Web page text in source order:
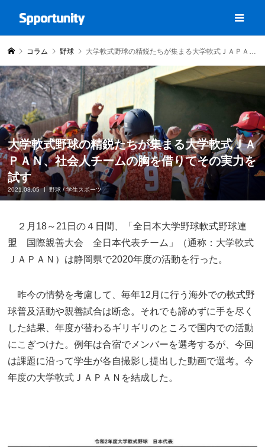
コラム 野球 大学軟式野球の精鋭たちが集まる大学軟式ＪＡＰＡＮ、社会人チームの胸を借りてその実力を試す
大学軟式野球の精鋭たちが集まる大学軟式ＪＡ
ＰＡＮ、社会人チームの胸を借りてその実力を
試す
2021.03.05 野球 /学生スポーツ
２月18～21日の４日間、「全日本大学野球軟式野球連
盟 国際親善大会 全日本代表チーム」（通称：大学軟式
ＪＡＰＡＮ）は静岡県で2020年度の活動を行った。
昨今の情勢を考慮して、毎年12月に行う海外での軟式野
球普及活動や親善試合は断念。それでも諦めずに手を尽く
した結果、年度が替わるギリギリのところで国内での活動
にこぎつけた。例年は合宿でメンバーを選考するが、今回
は課題に沿って学生が各自撮影し提出した動画で選考。今
年度の大学軟式ＪＡＰＡＮを結成した。